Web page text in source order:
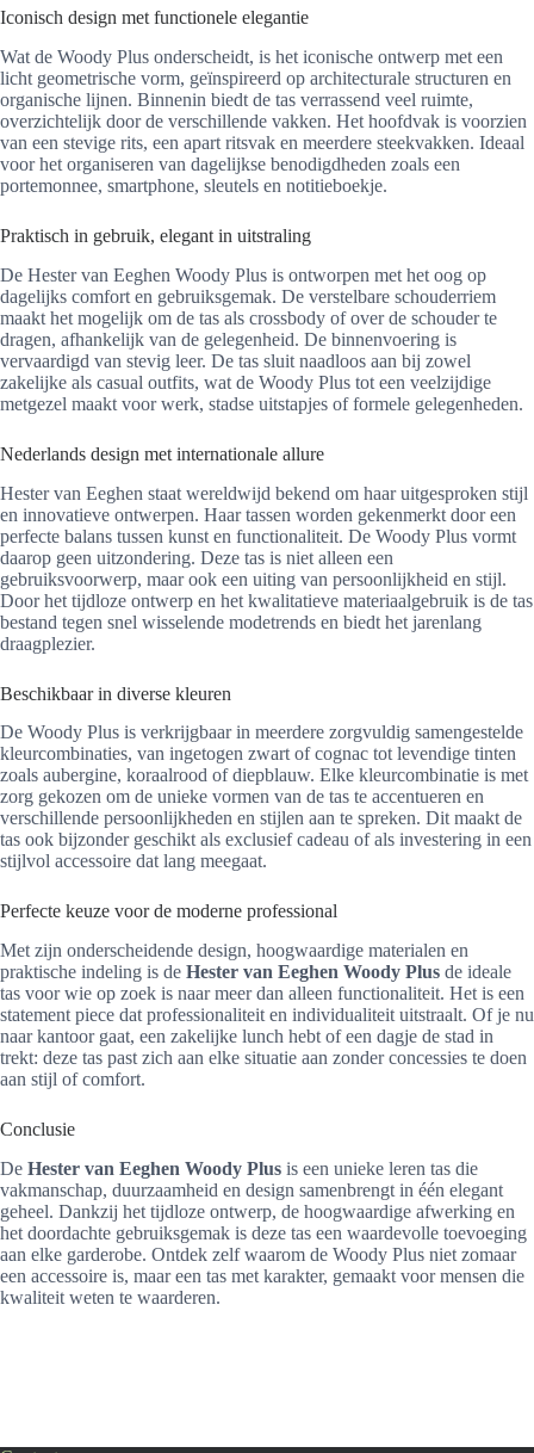
Iconisch design met functionele elegantie
Wat de Woody Plus onderscheidt, is het iconische ontwerp met een
licht geometrische vorm, geïnspireerd op architecturale structuren en
organische lijnen. Binnenin biedt de tas verrassend veel ruimte,
overzichtelijk door de verschillende vakken. Het hoofdvak is voorzien
van een stevige rits, een apart ritsvak en meerdere steekvakken. Ideaal
voor het organiseren van dagelijkse benodigdheden zoals een
portemonnee, smartphone, sleutels en notitieboekje.
Praktisch in gebruik, elegant in uitstraling
De Hester van Eeghen Woody Plus is ontworpen met het oog op
dagelijks comfort en gebruiksgemak. De verstelbare schouderriem
maakt het mogelijk om de tas als crossbody of over de schouder te
dragen, afhankelijk van de gelegenheid. De binnenvoering is
vervaardigd van stevig leer. De tas sluit naadloos aan bij zowel
zakelijke als casual outfits, wat de Woody Plus tot een veelzijdige
metgezel maakt voor werk, stadse uitstapjes of formele gelegenheden.
Nederlands design met internationale allure
Hester van Eeghen staat wereldwijd bekend om haar uitgesproken stijl
en innovatieve ontwerpen. Haar tassen worden gekenmerkt door een
perfecte balans tussen kunst en functionaliteit. De Woody Plus vormt
daarop geen uitzondering. Deze tas is niet alleen een
gebruiksvoorwerp, maar ook een uiting van persoonlijkheid en stijl.
Door het tijdloze ontwerp en het kwalitatieve materiaalgebruik is de tas
bestand tegen snel wisselende modetrends en biedt het jarenlang
draagplezier.
Beschikbaar in diverse kleuren
De Woody Plus is verkrijgbaar in meerdere zorgvuldig samengestelde
kleurcombinaties, van ingetogen zwart of cognac tot levendige tinten
zoals aubergine, koraalrood of diepblauw. Elke kleurcombinatie is met
zorg gekozen om de unieke vormen van de tas te accentueren en
verschillende persoonlijkheden en stijlen aan te spreken. Dit maakt de
tas ook bijzonder geschikt als exclusief cadeau of als investering in een
stijlvol accessoire dat lang meegaat.
Perfecte keuze voor de moderne professional
Met zijn onderscheidende design, hoogwaardige materialen en
praktische indeling is de Hester van Eeghen Woody Plus de ideale
tas voor wie op zoek is naar meer dan alleen functionaliteit. Het is een
statement piece dat professionaliteit en individualiteit uitstraalt. Of je nu
naar kantoor gaat, een zakelijke lunch hebt of een dagje de stad in
trekt: deze tas past zich aan elke situatie aan zonder concessies te doen
aan stijl of comfort.
Conclusie
De Hester van Eeghen Woody Plus is een unieke leren tas die
vakmanschap, duurzaamheid en design samenbrengt in één elegant
geheel. Dankzij het tijdloze ontwerp, de hoogwaardige afwerking en
het doordachte gebruiksgemak is deze tas een waardevolle toevoeging
aan elke garderobe. Ontdek zelf waarom de Woody Plus niet zomaar
een accessoire is, maar een tas met karakter, gemaakt voor mensen die
kwaliteit weten te waarderen.